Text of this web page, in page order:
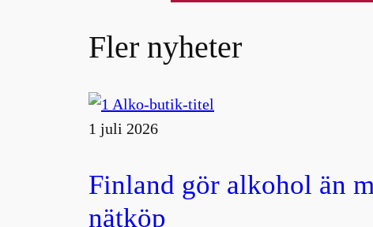
Fler nyheter
1 juli 2026
Finland gör alkohol än
nätköp